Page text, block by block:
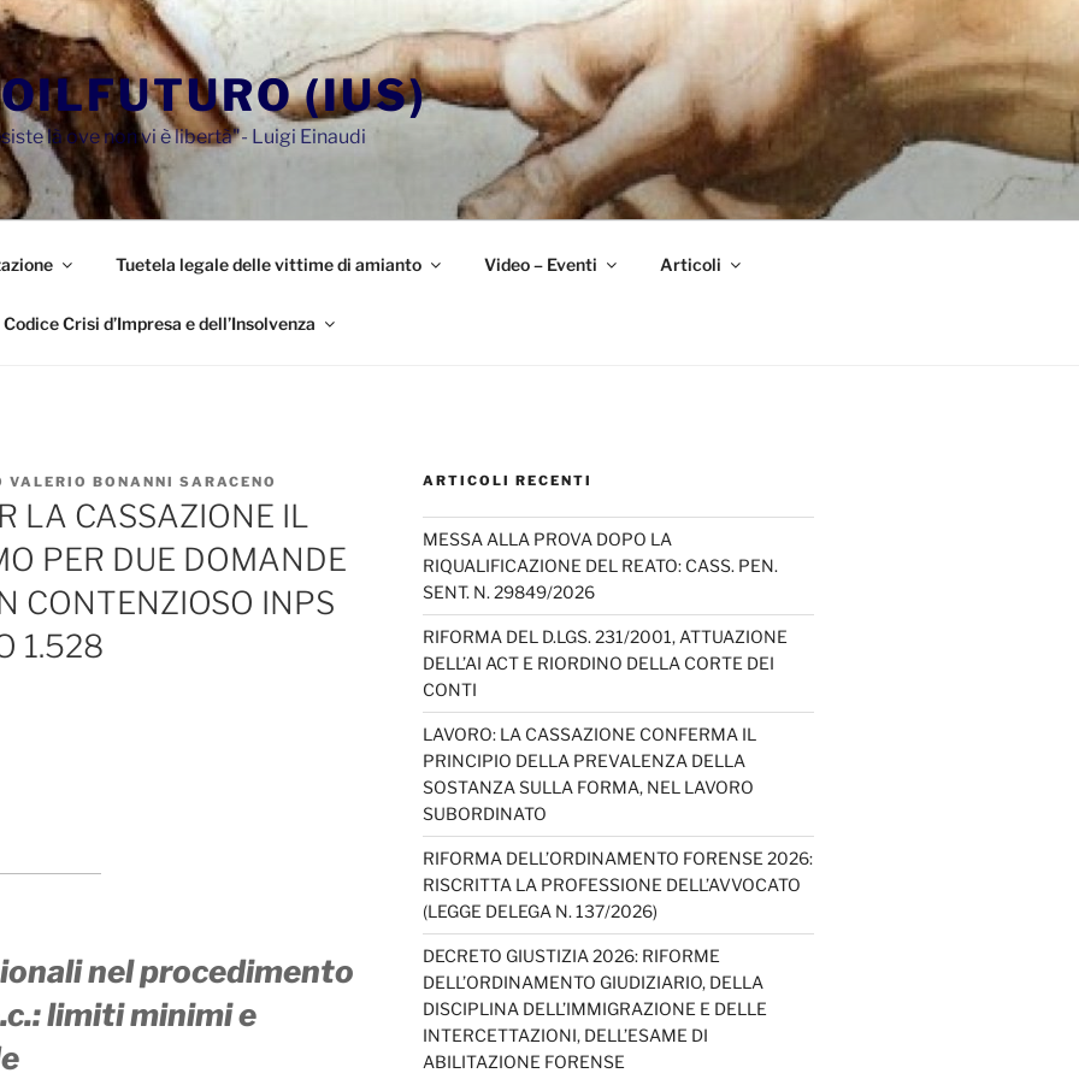
(IUS)
là ove non vi è libertà"- Luigi Einaudi
Tuetela legale delle vittime di amianto Video – Eventi Articoli
Codice Crisi d’Impresa e dell’Insolvenza
VALERIO BONANNI SARACENO
LA CASSAZIONE IL
PER DUE DOMANDE
CONTENZIOSO INPS
1.528
nel procedimento
limiti minimi e
ARTICOLI RECENTI
MESSA ALLA PROVA DOPO LA
RIQUALIFICAZIONE DEL REATO: CASS. PEN.
SENT. N. 29849/2026
RIFORMA DEL D.LGS. 231/2001, ATTUAZIONE
DELL’AI ACT E RIORDINO DELLA CORTE DEI
CONTI
LAVORO: LA CASSAZIONE CONFERMA IL
PRINCIPIO DELLA PREVALENZA DELLA
SOSTANZA SULLA FORMA, NEL LAVORO
SUBORDINATO
RIFORMA DELL’ORDINAMENTO FORENSE 2026:
RISCRITTA LA PROFESSIONE DELL’AVVOCATO
(LEGGE DELEGA N. 137/2026)
DECRETO GIUSTIZIA 2026: RIFORME
DELL’ORDINAMENTO GIUDIZIARIO, DELLA
DISCIPLINA DELL’IMMIGRAZIONE E DELLE
INTERCETTAZIONI, DELL’ESAME DI
ABILITAZIONE FORENSE